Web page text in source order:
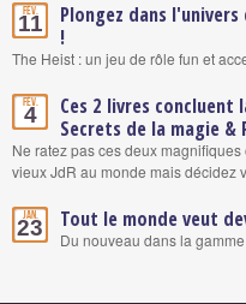
Fév.
11
Plongez dans
!
The Heist : un jeu de rôle fun et
Fév.
4
Ces 2 livres concluent
Secrets de la magie &
Ne ratez pas ces deux
vieux JdR au monde mais décidez
Jan.
23 Tout le monde veut
Du nouveau dans la